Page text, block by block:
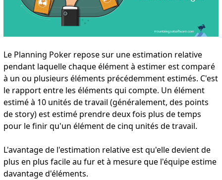
Le Planning Poker repose sur une estimation relative
pendant laquelle chaque élément à estimer est comparé
à un ou plusieurs éléments précédemment estimés. C'est
le rapport entre les éléments qui compte. Un élément
estimé à 10 unités de travail (généralement, des points
de story) est estimé prendre deux fois plus de temps
pour le finir qu'un élément de cinq unités de travail.
L'avantage de l'estimation relative est qu'elle devient de
plus en plus facile au fur et à mesure que l'équipe estime
davantage d'éléments.